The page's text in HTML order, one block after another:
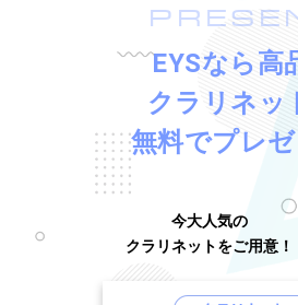
EYSなら高
クラリネッ
無料でプレ
今大人気の
クラリネットをご用意！